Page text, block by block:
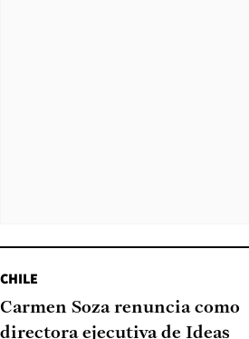
CHILE
Carmen Soza renuncia como
directora ejecutiva de Ideas